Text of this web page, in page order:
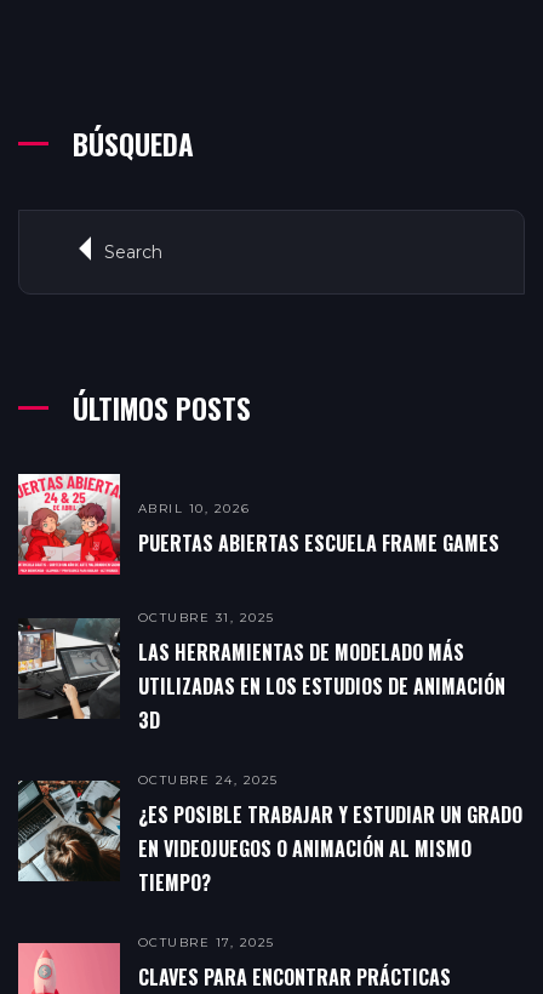
BÚSQUEDA
ÚLTIMOS POSTS
ABRIL 10, 2026
PUERTAS ABIERTAS ESCUELA FRAME GAMES
OCTUBRE 31, 2025
LAS HERRAMIENTAS DE MODELADO MÁS
UTILIZADAS EN LOS ESTUDIOS DE ANIMACIÓN
3D
OCTUBRE 24, 2025
¿ES POSIBLE TRABAJAR Y ESTUDIAR UN GRADO
EN VIDEOJUEGOS O ANIMACIÓN AL MISMO
TIEMPO?
OCTUBRE 17, 2025
CLAVES PARA ENCONTRAR PRÁCTICAS